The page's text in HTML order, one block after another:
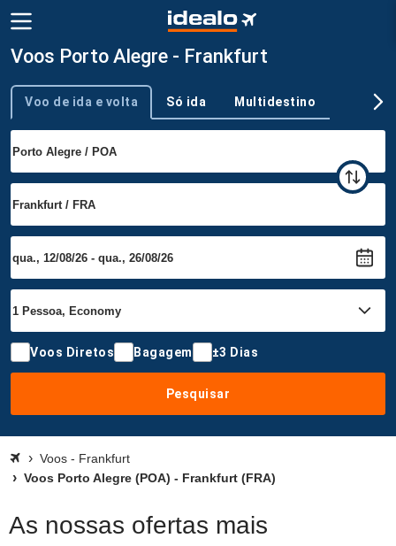
Voos Porto Alegre - Frankfurt
Tipo de viagem
Voo de ida e volta Só ida Multidestino
Voos Diretos Bagagem ±3 Dias
Pesquisar
Voos - Frankfurt
Voos Porto Alegre (POA) - Frankfurt (FRA)
As nossas ofertas mais